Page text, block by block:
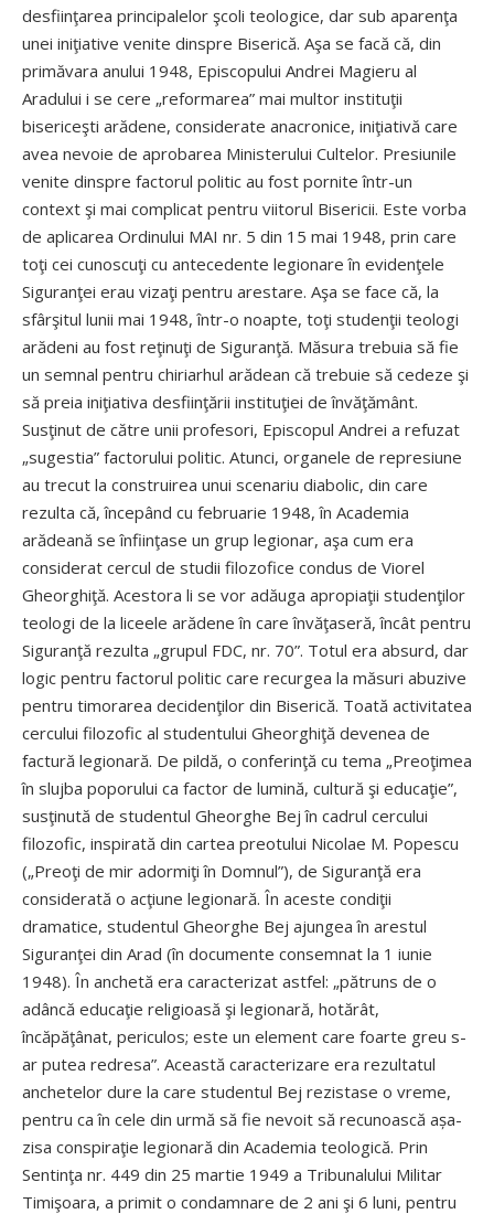
desfiinţarea principalelor şcoli teologice, dar sub aparenţa
unei iniţiative venite dinspre Biserică. Aşa se facă că, din
primăvara anului 1948, Episcopului Andrei Magieru al
Aradului i se cere „reformarea” mai multor instituţii
bisericeşti arădene, considerate anacronice, iniţiativă care
avea nevoie de aprobarea Ministerului Cultelor. Presiunile
venite dinspre factorul politic au fost pornite într-un
context şi mai complicat pentru viitorul Bisericii. Este vorba
de aplicarea Ordinului MAI nr. 5 din 15 mai 1948, prin care
toţi cei cunoscuţi cu antecedente legionare în evidenţele
Siguranţei erau vizaţi pentru arestare. Aşa se face că, la
sfârşitul lunii mai 1948, într-o noapte, toţi studenţii teologi
arădeni au fost reţinuţi de Siguranţă. Măsura trebuia să fie
un semnal pentru chiriarhul arădean că trebuie să cedeze şi
să preia iniţiativa desfiinţării instituţiei de învăţământ.
Susţinut de către unii profesori, Episcopul Andrei a refuzat
„sugestia” factorului politic. Atunci, organele de represiune
au trecut la construirea unui scenariu diabolic, din care
rezulta că, începând cu februarie 1948, în Academia
arădeană se înfiinţase un grup legionar, aşa cum era
considerat cercul de studii filozofice condus de Viorel
Gheorghiţă. Acestora li se vor adăuga apropiaţii studenţilor
teologi de la liceele arădene în care învăţaseră, încât pentru
Siguranţă rezulta „grupul FDC, nr. 70”. Totul era absurd, dar
logic pentru factorul politic care recurgea la măsuri abuzive
pentru timorarea decidenţilor din Biserică. Toată activitatea
cercului filozofic al studentului Gheorghiţă devenea de
factură legionară. De pildă, o conferinţă cu tema „Preoţimea
în slujba poporului ca factor de lumină, cultură şi educaţie”,
susţinută de studentul Gheorghe Bej în cadrul cercului
filozofic, inspirată din cartea preotului Nicolae M. Popescu
(„Preoţi de mir adormiţi în Domnul”), de Siguranţă era
considerată o acţiune legionară. În aceste condiţii
dramatice, studentul Gheorghe Bej ajungea în arestul
Siguranţei din Arad (în documente consemnat la 1 iunie
1948). În anchetă era caracterizat astfel: „pătruns de o
adâncă educaţie religioasă şi legionară, hotărât,
încăpăţânat, periculos; este un element care foarte greu s-
ar putea redresa”. Această caracterizare era rezultatul
anchetelor dure la care studentul Bej rezistase o vreme,
pentru ca în cele din urmă să fie nevoit să recunoască așa-
zisa conspiraţie legionară din Academia teologică. Prin
Sentinţa nr. 449 din 25 martie 1949 a Tribunalului Militar
Timişoara, a primit o condamnare de 2 ani şi 6 luni, pentru